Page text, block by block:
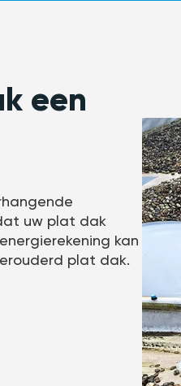
een
uw plat dak
kan
plat dak.